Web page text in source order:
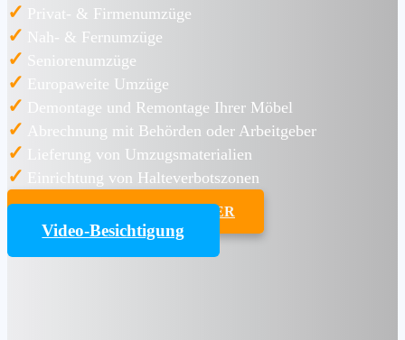
✓ Privat- & Firmenumzüge
✓ Nah- & Fernumzüge
✓ Seniorenumzüge
✓ Europaweite Umzüge
✓ Demontage und Remontage Ihrer Möbel
✓ Abrechnung mit Behörden oder Arbeitgeber
✓ Lieferung von Umzugsmaterialien
✓ Einrichtung von Halteverbotszonen
UMZUGSKOSTENRECHNER
Video-Besichtigung